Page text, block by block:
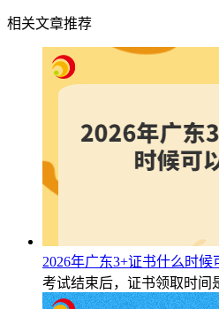
相关文章推荐
2026年广东3+证书什么时候
考试结束后，证书领取时间